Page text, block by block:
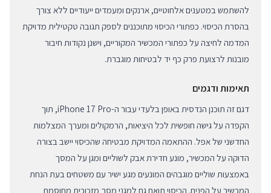
להשתמש במטענים אלחוטיים, ארנקים ומעמדים ייעודיים ללא צורך
בהסרת הכיסוי. כפתורי הכיסוי מתוכננים לספק תגובה טקטילית מדויקת
המדמה לחיצה על כפתורי המכשיר המקוריים, וישנן נקודות חיבור
מובנות לרצועת פרק כף יד לבטיחות מוגברת.
תאימות ודגמים
דגם זה תוכנן הנדסית באופן בלעדי עבור ה-iPhone 17 Pro, תוך
הקפדה על גישה חופשית לכל היציאות, הרמקולים ומערך המצלמות
החדשני של אפל. ההתאמה המדויקת מבטיחה שהכיסוי יישב בצורה
הדוקה על המכשיר, מונע חדירת אבק לשוליים ומגן על המסך
באמצעות שוליים מוגבהים המונעים מגע ישיר עם משטחים בעת הנחת
המכשיר על הפנים. הכיסוי תואם גם למגני מסך מזכוכית מחוסמת